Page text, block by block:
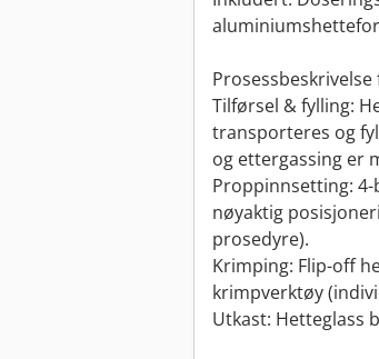
Tilførsel & fylling:
transporteres og
og ettergassing er
Proppinnsetting:
nøyaktig
prosedyre).
Krimping: Flip-off
krimpverktøy
Utkast: Hetteglass